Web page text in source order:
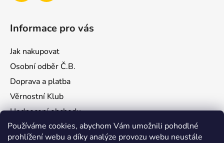
Používáme cookies, abychom Vám umožnili pohodlné
prohlížení webu a díky analýze provozu webu neustále
Informace pro vás
Jak nakupovat
Osobní odběr Č.B.
Doprava a platba
Věrnostní Klub
Hodnocení obchodu
Kontakty